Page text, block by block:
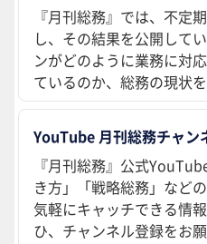
『月刊総務』では、不定
し、その結果を公開して
ンがどのように業務に対
ているのか、総務の現状
YouTube 月刊総務チャン
『月刊総務』公式
き方」「戦略総務」など
気軽にキャッチできる情
ひ、チャンネル登録をお